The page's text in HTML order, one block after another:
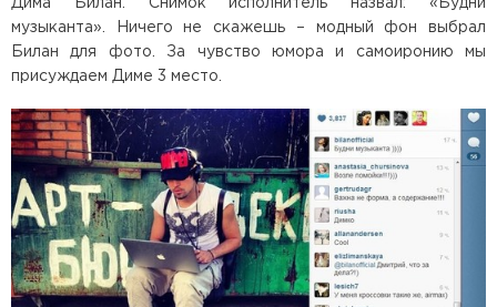
Дима Билан. Снимок исполнитель назвал: «Будни
музыканта». Ничего не скажешь – модный фон выбрал
Билан для фото. За чувство юмора и самоиронию мы
присуждаем Диме 3 место.